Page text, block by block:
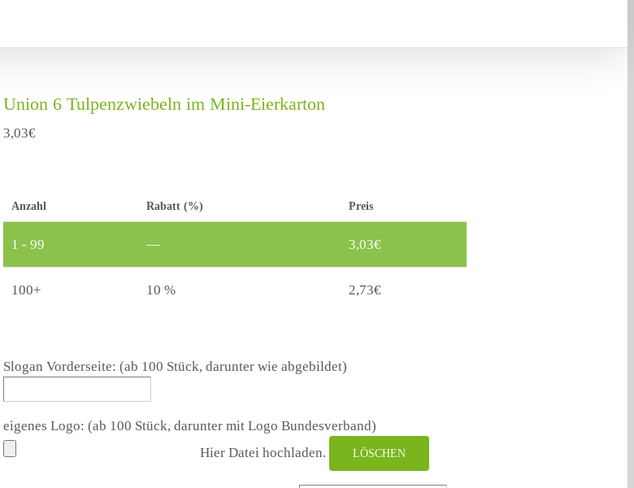
Union 6 Tulpenzwiebeln im Mini-Eierkarton
3,03€
Anzahl Rabatt (%) Preis
1 - 99 — 3,03€
100+ 10 % 2,73€
Slogan Vorderseite: (ab 100 Stück, darunter wie abgebildet)
eigenes Logo: (ab 100 Stück, darunter mit Logo Bundesverband)
Hier Datei hochladen.
LÖSCHEN